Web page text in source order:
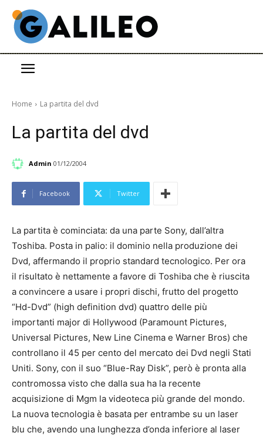
Home La partita del dvd
La partita del dvd
Admin 01/12/2004
Facebook Twitter
La partita è cominciata: da una parte Sony, dall’altra
Toshiba. Posta in palio: il dominio nella produzione dei
Dvd, affermando il proprio standard tecnologico. Per ora
il risultato è nettamente a favore di Toshiba che è riuscita
a convincere a usare i propri dischi, frutto del progetto
“Hd-Dvd” (high definition dvd) quattro delle più
importanti major di Hollywood (Paramount Pictures,
Universal Pictures, New Line Cinema e Warner Bros) che
controllano il 45 per cento del mercato dei Dvd negli Stati
Uniti. Sony, con il suo “Blue-Ray Disk”, però è pronta alla
contromossa visto che dalla sua ha la recente
acquisizione di Mgm la videoteca più grande del mondo.
La nuova tecnologia è basata per entrambe su un laser
blu che, avendo una lunghezza d’onda inferiore al laser